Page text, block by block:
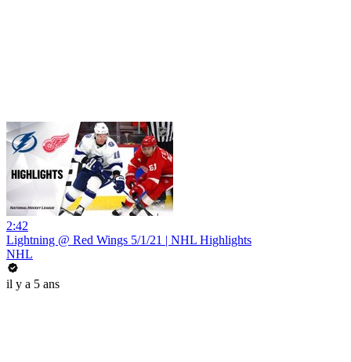
2:42
Lightning @ Red Wings 5/1/21 | NHL Highlights
NHL
il y a 5 ans